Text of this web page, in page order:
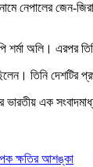
নেপালের জেন-
শর্মা অলি। এরপর
তিনি দেশটির
ভারতীয় এক
ক্ষতির আশঙ্কা